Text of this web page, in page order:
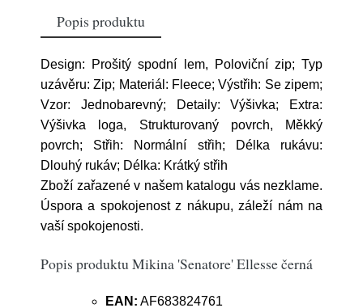
Popis produktu
Design: Prošitý spodní lem, Poloviční zip; Typ
uzávěru: Zip; Materiál: Fleece; Výstřih: Se zipem;
Vzor: Jednobarevný; Detaily: Výšivka; Extra:
Výšivka loga, Strukturovaný povrch, Měkký
povrch; Střih: Normální střih; Délka rukávu:
Dlouhý rukáv; Délka: Krátký střih
Zboží zařazené v našem katalogu vás nezklame.
Úspora a spokojenost z nákupu, záleží nám na
vaší spokojenosti.
Popis produktu Mikina 'Senatore' Ellesse černá
EAN: AF683824761